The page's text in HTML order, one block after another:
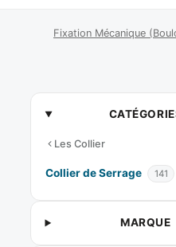
Fixation Mécanique
Collier
DeLes Collier
Collier de Serrage 141
MARQUE